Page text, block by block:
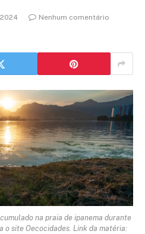
Nenhum comentário
na praia de ipanema durante
o site Oecocidades. Link da matéria: